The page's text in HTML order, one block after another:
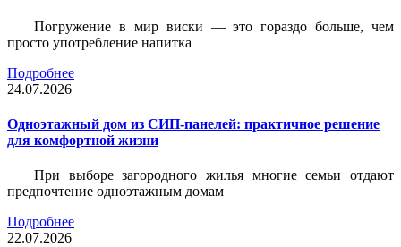
Погружение в мир виски — это гораздо больше, чем
просто употребление напитка
Подробнее
24.07.2026
Одноэтажный дом из СИП-панелей: практичное решение
для комфортной жизни
При выборе загородного жилья многие семьи отдают
предпочтение одноэтажным домам
Подробнее
22.07.2026